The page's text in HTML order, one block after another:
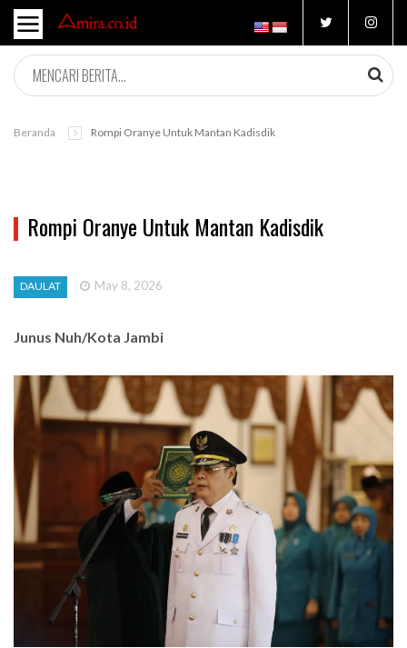
Beranda Rompi Oranye Untuk Mantan Kadisdik
Rompi Oranye Untuk Mantan Kadisdik
DAULAT May 8, 2026
Junus Nuh/Kota Jambi